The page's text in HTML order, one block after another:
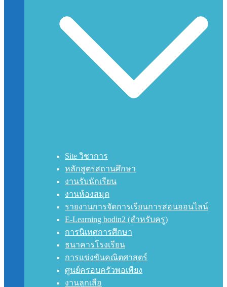
Site วิชาการ
หลักสูตรสถานศึกษา
งานรับนักเรียน
งานห้องสมุด
รายงานการจัดการเรียนการสอนออนไลน์
E-Learning bodin2 (สำหรับครู)
การนิเทศการศึกษา
ธนาคารโรงเรียน
การแข่งขันคณิตศาสตร์
ศูนย์ครอบครัวพอเพียง
งานลูกเสือ